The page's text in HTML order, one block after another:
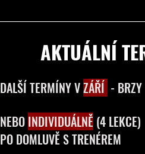
AKTUÁLNÍ
DALŠÍ TERMÍNY VZÁŘÍ -
NEBO INDIVIDUÁLNĚ (4 LEKCE)
PO DOMLUVĚ S TRENÉREM